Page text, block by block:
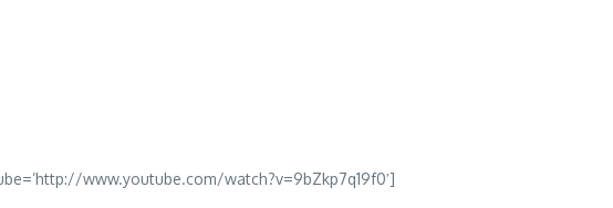
www.youtube.com/watch?v=9bZkp7q19f0′]